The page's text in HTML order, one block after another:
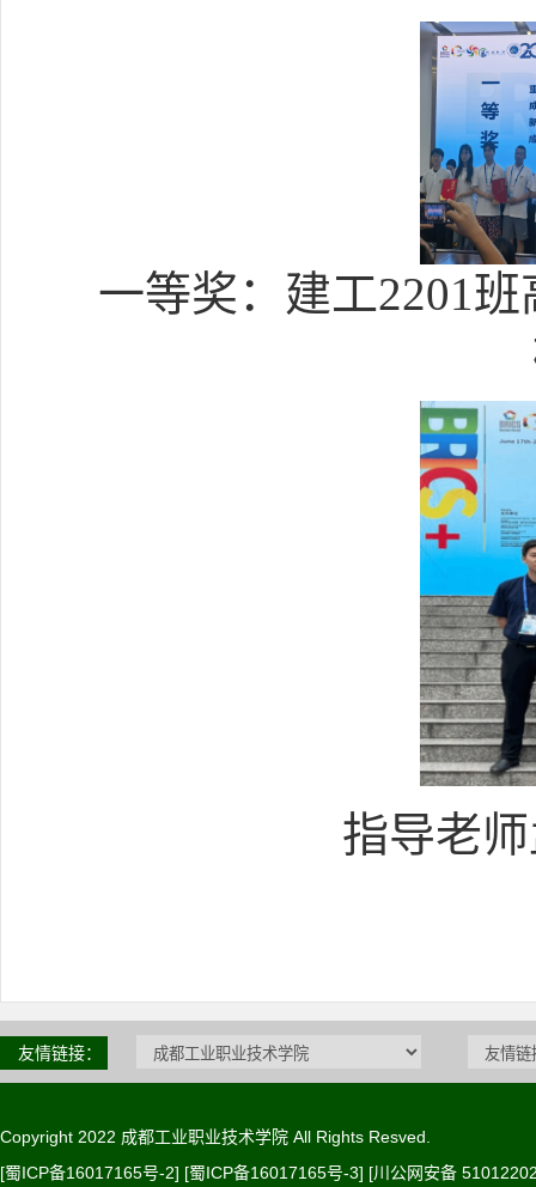
一等奖：建工2201班
指导老
友情链接：
Copyright 2022 成都工业职业技术学院 All Rights Resved.
[蜀ICP备16017165号-2] [蜀ICP备16017165号-3] [川公网安备